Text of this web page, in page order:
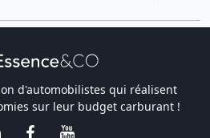
d'automobilistes qui réalisent
sur leur budget carburant !